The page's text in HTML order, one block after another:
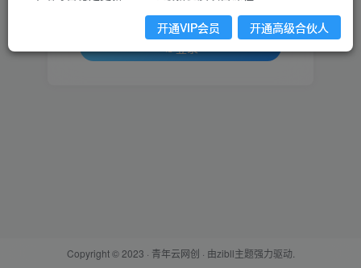
Copyright © 2023 · 青年云网创 · 由zibll主题强力驱动.
开通VIP会员 开通高级合伙人